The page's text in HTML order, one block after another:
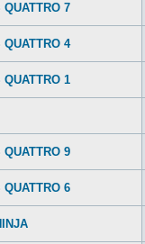
7
4
1
9
6